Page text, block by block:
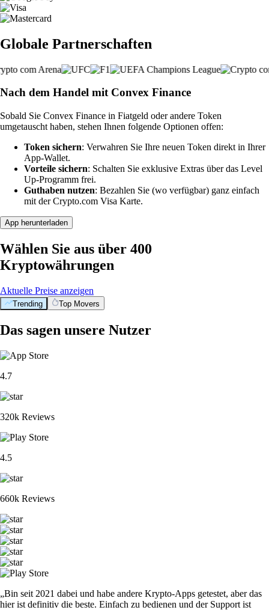
Globale Partnerschaften
Nach dem Handel mit Convex Finance
Sobald Sie Convex Finance in Fiatgeld oder andere Token
umgetauscht haben, stehen Ihnen folgende Optionen offen:
Token sichern: Verwahren Sie Ihre neuen Token direkt in Ihrer
App-Wallet.
Vorteile sichern: Schalten Sie exklusive Extras über das Level
Up-Programm frei.
Guthaben nutzen: Bezahlen Sie (wo verfügbar) ganz einfach
mit der Crypto.com Visa Karte.
App herunterladen
Wählen Sie aus über 400
Kryptowährungen
Aktuelle Preise anzeigen
Trending Top Movers
Das sagen unsere Nutzer
4.7
320k Reviews
4.5
660k Reviews
„Bin seit 2021 dabei und habe andere Krypto-Apps getestet, aber das
hier ist definitiv die beste. Einfach zu bedienen und der Support ist